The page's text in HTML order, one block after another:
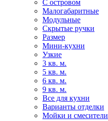
С островом
Малогабаритные
Модульные
Скрытые ручки
Размер
Мини-кухни
Узкие
3 кв. м.
5 кв. м.
6 кв. м.
9 кв. м.
Все для кухни
Варианты отделки
Мойки и смесители